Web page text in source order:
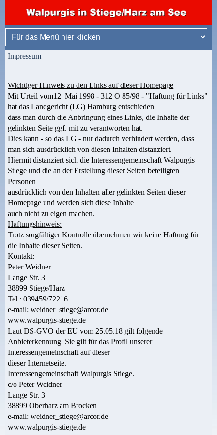
Impressum
Wichtiger Hinweis zu den Links auf dieser Homepage
Mit Urteil vom12. Mai 1998 - 312 O 85/98 - "Haftung für Links"
hat das Landgericht (LG) Hamburg entschieden,
dass man durch die Anbringung eines Links, die Inhalte der
gelinkten Seite ggf. mit zu verantworten hat.
Dies kann - so das LG - nur dadurch verhindert werden, dass
man sich ausdrücklich von diesen Inhalten distanziert.
Hiermit distanziert sich die Interessengemeinschaft Walpurgis
Stiege und die an der Erstellung dieser Seiten beteiligten
Personen
ausdrücklich von den Inhalten aller gelinkten Seiten dieser
Homepage und werden sich diese Inhalte
auch nicht zu eigen machen.
Haftungshinweis:
Trotz sorgfältiger Kontrolle übernehmen wir keine Haftung für
die Inhalte dieser Seiten.
Kontakt:
Peter Weidner
Lange Str. 3
38899 Stiege/Harz
Tel.: 039459/72216
e-mail: weidner_stiege@arcor.de
www.walpurgis-stiege.de
Laut DS-GVO der EU vom 25.05.18 gilt folgende
Anbieterkennung. Sie gilt für das Profil unserer
Interessengemeinschaft auf dieser
dieser Internetseite.
Interessengemeinschaft Walpurgis Stiege.
c/o Peter Weidner
Lange Str. 3
38899 Oberharz am Brocken
e-mail: weidner_stiege@arcor.de
www.walpurgis-stiege.de